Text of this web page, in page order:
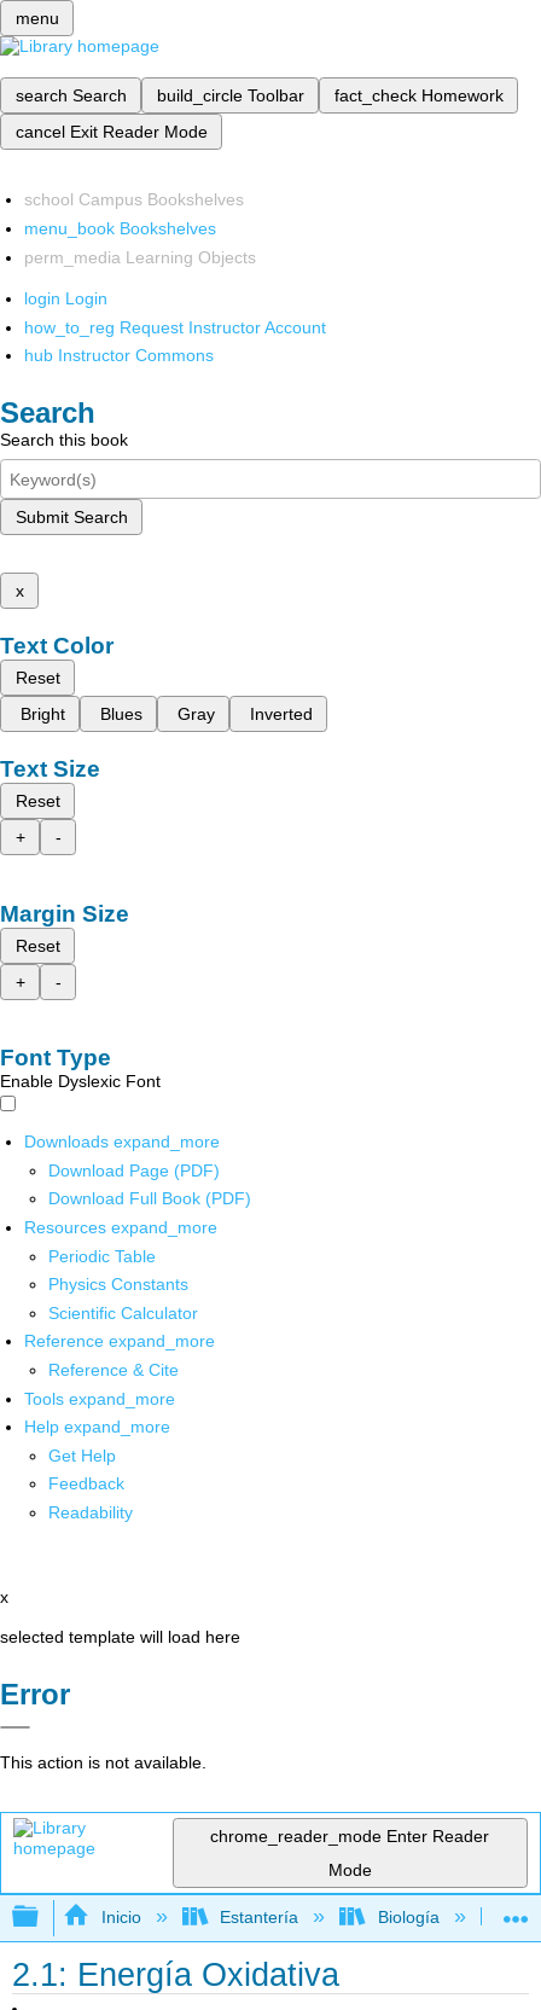
menu
search Search build_circle Toolbar fact_check Homework
cancel Exit Reader Mode
school Campus Bookshelves
menu_book Bookshelves
perm_media Learning Objects
login Login
how_to_reg Request Instructor Account
hub Instructor Commons
Search
Search this book
Submit Search
x
Text Color
Reset
Bright
Blues Gray Inverted
Text Size
Reset
+
-
Margin Size
Reset
+
-
Font Type
Enable Dyslexic Font
Downloads expand_more
Download Page (PDF)
Download Full Book (PDF)
Resources expand_more
Periodic Table
Physics Constants
Scientific Calculator
Reference expand_more
Reference & Cite
Tools expand_more
Help expand_more
Get Help
Feedback
Readability
x
selected template will load here
Error
This action is not available.
chrome_reader_mode Enter Reader
Mode
Expandir/contraer jerarquía global
Inicio Estantería Biología
2.1: Energía Oxidativa